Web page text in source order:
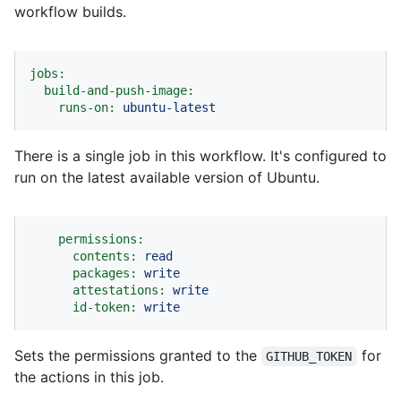
workflow builds.
jobs:
build-and-push-image:
runs-on:
ubuntu-latest
There is a single job in this workflow. It's configured to
run on the latest available version of Ubuntu.
permissions:
contents:
read
packages:
write
attestations:
write
id-token:
write
Sets the permissions granted to the GITHUB_TOKEN
for
the actions in this job.